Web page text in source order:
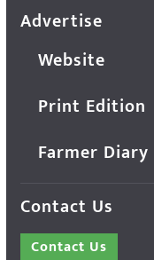
Advertise
Website
Print Edition
Farmer Diary
Contact Us
Contact Us